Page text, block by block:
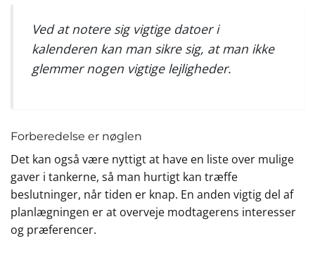
Ved at notere sig vigtige datoer i
kalenderen kan man sikre sig, at man ikke
glemmer nogen vigtige lejligheder.
Forberedelse er nøglen
Det kan også være nyttigt at have en liste over mulige
gaver i tankerne, så man hurtigt kan træffe
beslutninger, når tiden er knap. En anden vigtig del af
planlægningen er at overveje modtagerens interesser
og præferencer.